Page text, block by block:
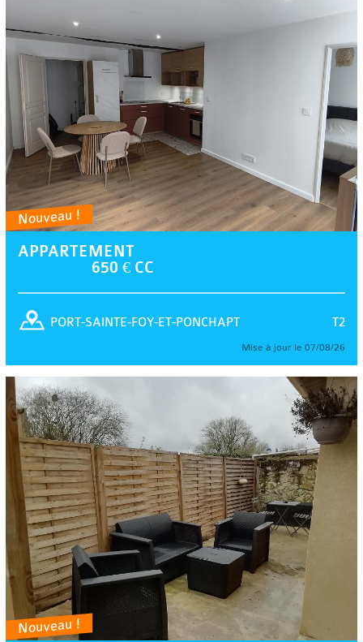
Nouveau !
APPARTEMENT
650 € CC
T2
PORT-SAINTE-FOY-ET-PONCHAPT
Mise à jour le 07/08/26
Nouveau !